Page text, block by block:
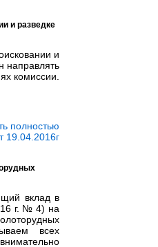
и разведке
и
направлять
комиссии.
полностью
19.04.2016г
вклад в
г. № 4) на
всех